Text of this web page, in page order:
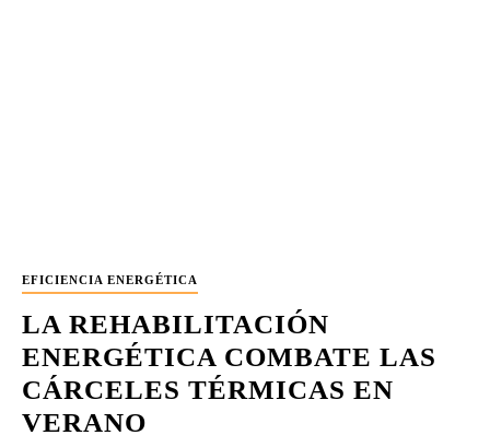
EFICIENCIA ENERGÉTICA
LA REHABILITACIÓN
ENERGÉTICA COMBATE LAS
CÁRCELES TÉRMICAS EN
VERANO